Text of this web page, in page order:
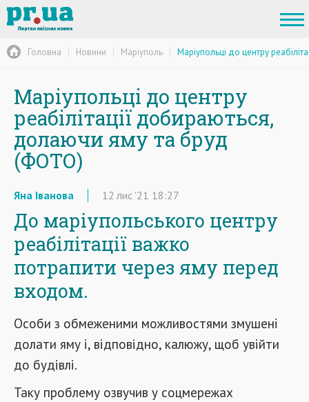
Головна Новини Маріуполь Маріупольці до центру
Маріупольці до центру
реабілітації добираються,
долаючи яму та бруд
(ФОТО)
Яна Іванова 12 лис '21 18:27
До маріупольського центру
реабілітації важко
потрапити через яму перед
входом.
Особи з обмеженими можливостями змушені
долати яму і, відповідно, калюжу, щоб увійти
до будівлі.
Таку проблему озвучив у соцмережах